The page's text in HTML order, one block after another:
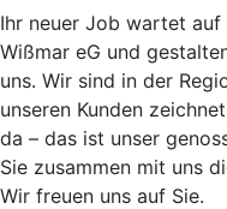
Ihr neuer Job wartet auf
Wißmar eG und
uns. Wir sind in der
unseren Kunden
da – das ist unser
Sie zusammen mit uns
Wir freuen uns auf Sie.